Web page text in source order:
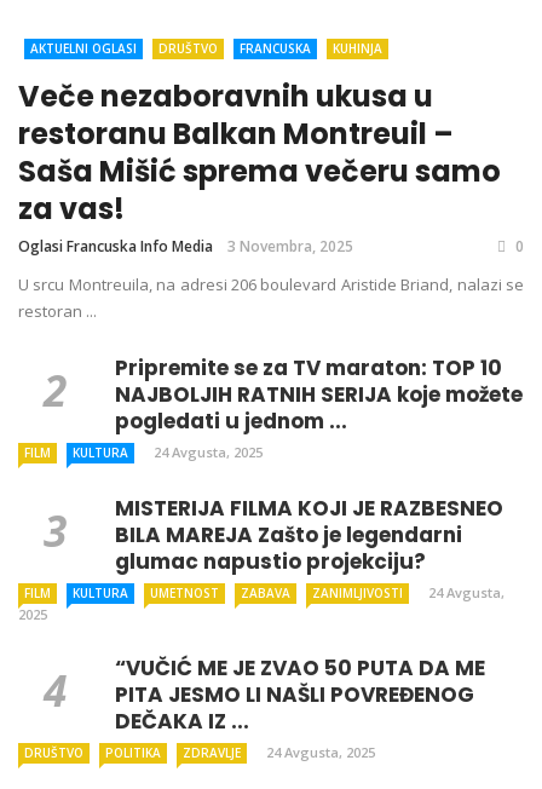
AKTUELNI OGLASI DRUŠTVO FRANCUSKA KUHINJA
Veče nezaboravnih ukusa u
restoranu Balkan Montreuil –
Saša Mišić sprema večeru samo
za vas!
Oglasi Francuska Info Media 3 Novembra, 2025 0
U srcu Montreuila, na adresi 206 boulevard Aristide Briand, nalazi se
restoran ...
Pripremite se za TV maraton: TOP 10
NAJBOLJIH RATNIH SERIJA koje možete
pogledati u jednom ...
FILM KULTURA 24 Avgusta, 2025
MISTERIJA FILMA KOJI JE RAZBESNEO
BILA MAREJA Zašto je legendarni
glumac napustio projekciju?
FILM KULTURA UMETNOST ZABAVA ZANIMLJIVOSTI
24 Avgusta,
2025
“VUČIĆ ME JE ZVAO 50 PUTA DA ME
PITA JESMO LI NAŠLI POVREĐENOG
DEČAKA IZ ...
DRUŠTVO POLITIKA ZDRAVLJE 24 Avgusta, 2025